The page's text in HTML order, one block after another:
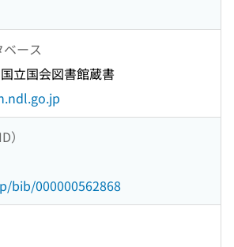
ース
立国会図書館蔵書
bib/000000562868